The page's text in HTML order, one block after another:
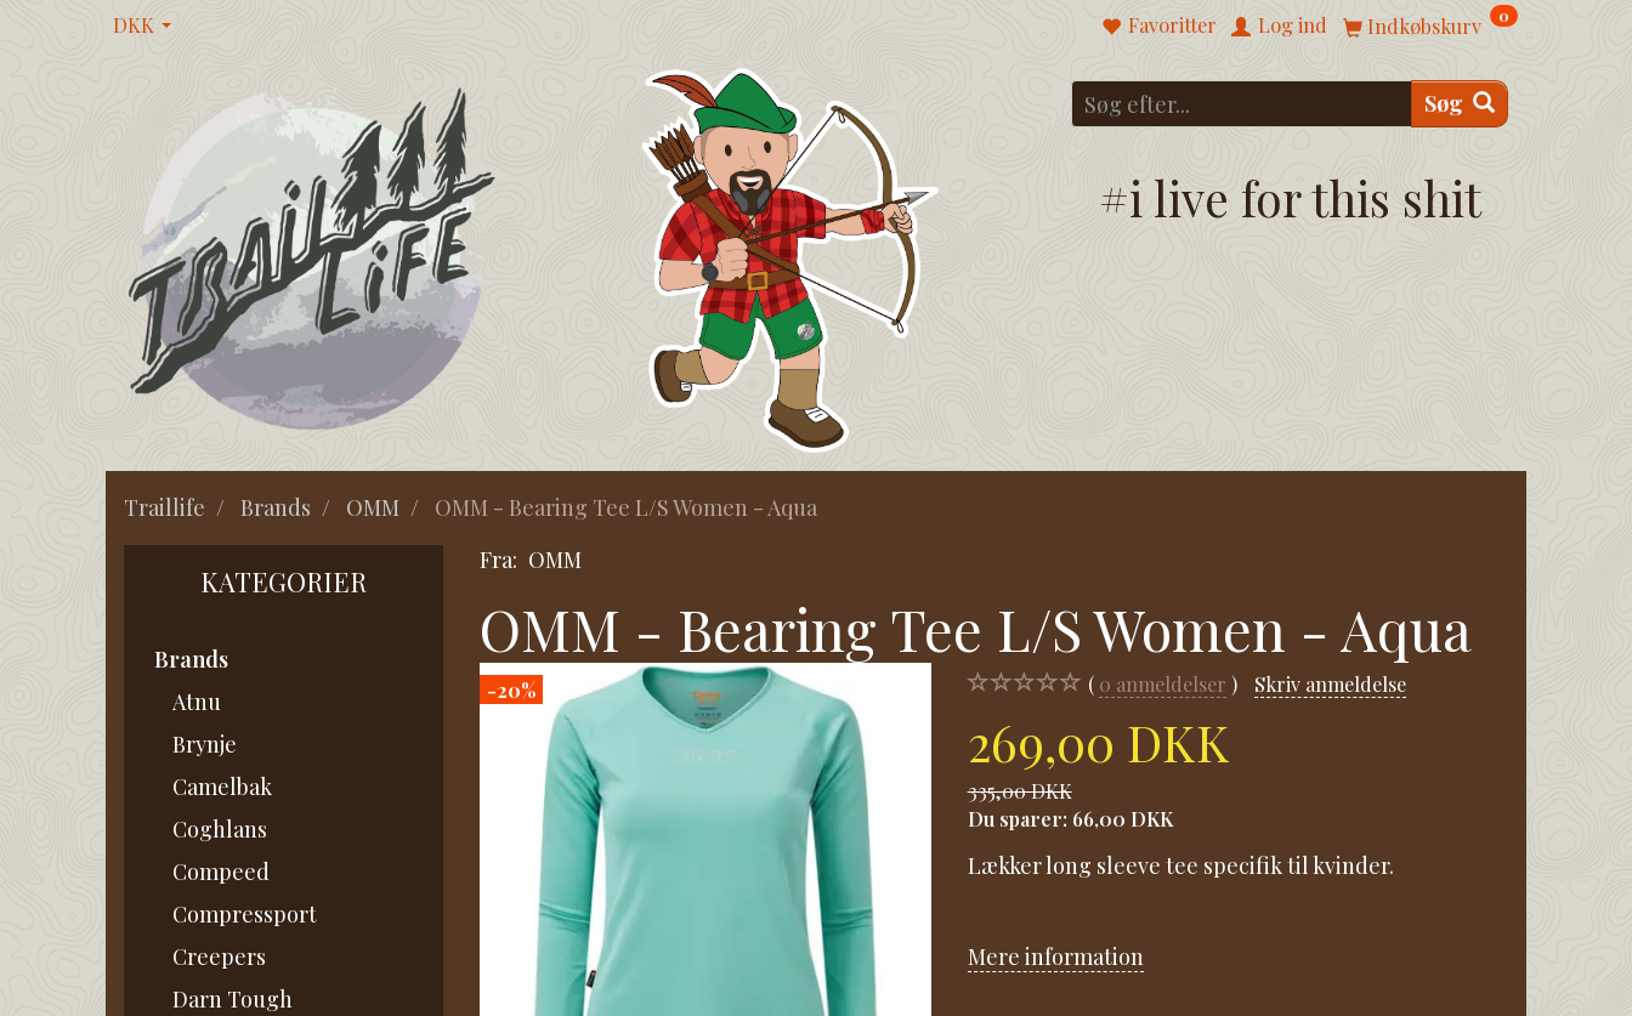
DKK Indkøbskurv 0
Favoritter Log ind
Søg
#i live for this shit
Traillife Brands OMM OMM - Bearing Tee L/S Women - Aqua
KATEGORIER
Brands
Atnu
Brynje
Camelbak
Coghlans
Compeed
Compressport
Creepers
Darn Tough
Fra: OMM
OMM - Bearing Tee L/S Women - Aqua
-20% 0 anmeldelser Skriv anmeldelse
269,00 DKK
335,00 DKK
Du sparer: 66,00 DKK
Lækker long sleeve tee specifik til kvinder.
Mere information